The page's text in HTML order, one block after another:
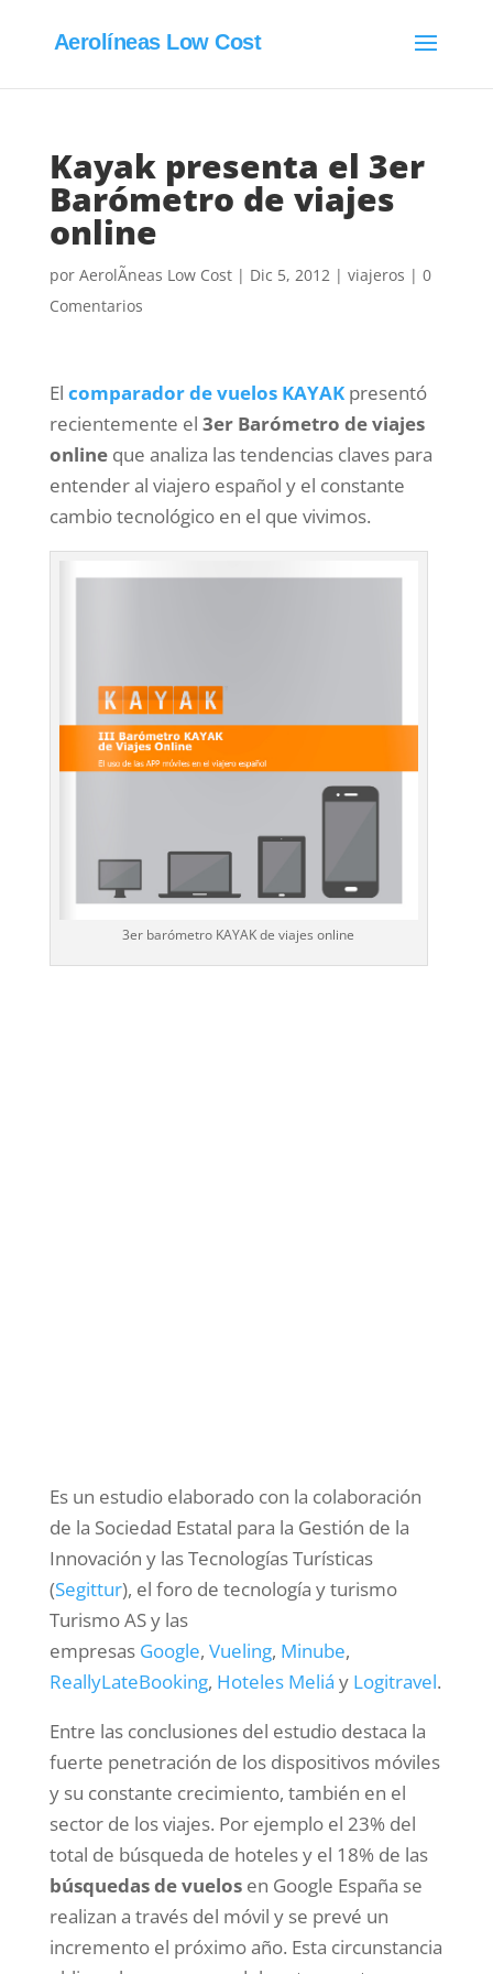
Aerolíneas Low Cost
Kayak presenta el 3er
Barómetro de viajes
online
por AerolÃ­neas Low Cost| Dic 5, 2012| viajeros | 0
Comentarios
El comparador de vuelos KAYAKpresentó
recientemente el 3er Barómetro de viajes
onlineque analiza las tendencias claves para
entender al viajero español y el constante
cambio tecnológico en el que vivimos.
3er barómetro KAYAK de viajes online
Es un estudio elaborado con la colaboración
de la Sociedad Estatal para la Gestión de la
Innovación y las Tecnologías Turísticas
(Segittur), el foro de tecnología y turismo
Turismo AS y las
empresas Google, Vueling, Minube,
ReallyLateBooking, Hoteles Meliá y Logitravel.
Entre las conclusiones del estudio destaca la
fuerte penetración de los dispositivos móviles
y su constante crecimiento, también en el
sector de los viajes. Por ejemplo el 23% del
total de búsqueda de hoteles y el 18% de las
búsquedas de vuelosen Google España se
realizan a través del móvil y se prevé un
incremento el próximo año. Esta circunstancia